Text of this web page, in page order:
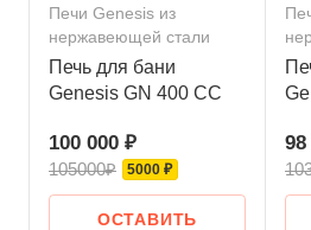
Печи Genesis из
нержавеющей стали
Печь для бани
Genesis GN 400 СС
100 000 ₽
105000₽ 5000 ₽
ОСТАВИТЬ
98